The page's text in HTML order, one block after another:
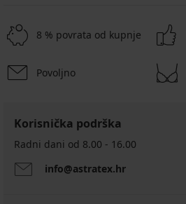
8 % povrata od kupnje
Povoljno
Korisnička podrška
Radni dani od 8.00 - 16.00
info@astratex.hr